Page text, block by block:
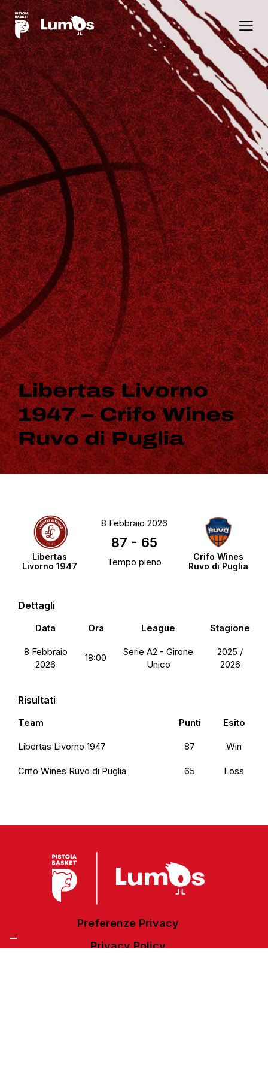
Libertas Livorno
1947 – Crifo Wines
Ruvo di Puglia
Libertas
Livorno 1947
Crifo Wines
Ruvo di Puglia
8 Febbraio 2026
87 - 65
Tempo pieno
Dettagli
Data Ora League Stagione
8 Febbraio
2026
18:00
Serie A2 - Girone
Unico
2025 /
2026
Risultati
Team Punti Esito
Libertas Livorno 1947 87 Win
Crifo Wines Ruvo di Puglia 65 Loss
Preferenze Privacy
Privacy Policy